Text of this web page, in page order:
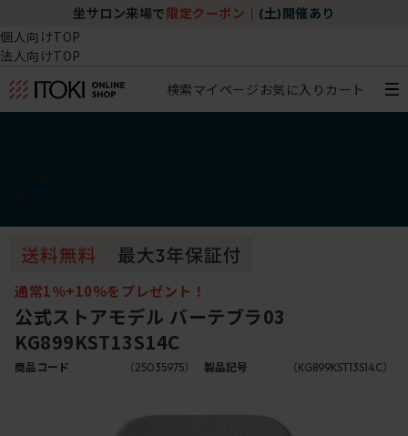
坐サロン来場で 限定クーポン (土)開催あり
個人向けTOP
法人向けTOP
検索マイページ お気に入り カート
通常1％+10%をプレゼント！
公式ストアモデル バーテブラ03
KG899KST13S14C
商品コード （25035975） 製品記号 （KG899KST13S14C）